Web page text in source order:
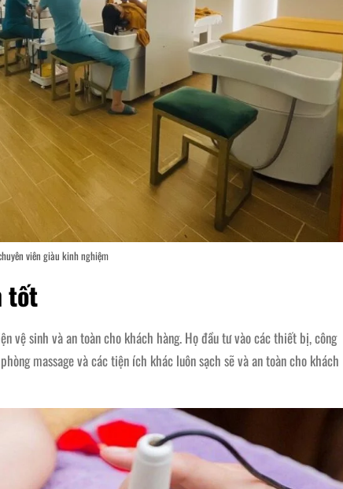
viên giàu kinh nghiệm
tốt
vệ sinh và an toàn cho khách hàng. Họ đầu tư vào các thiết bị, công
massage và các tiện ích khác luôn sạch sẽ và an toàn cho khách